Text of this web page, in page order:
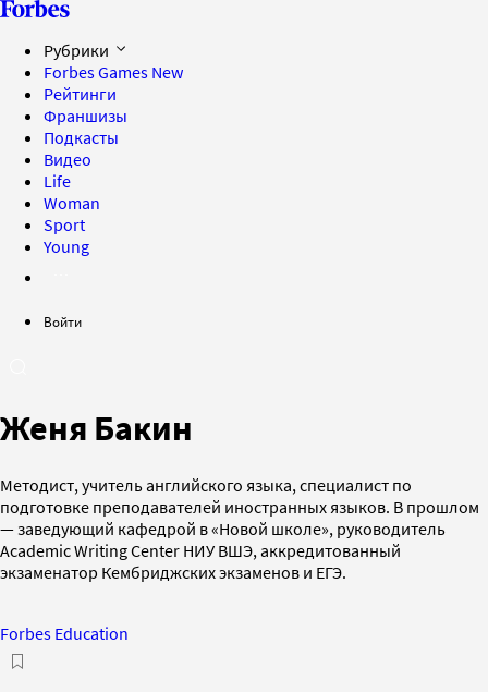
Рубрики
Forbes Games New
Рейтинги
Франшизы
Подкасты
Видео
Life
Woman
Sport
Young
Войти
Женя Бакин
Методист, учитель английского языка, специалист по
подготовке преподавателей иностранных языков. В прошлом
— заведующий кафедрой в «Новой школе», руководитель
Academic Writing Center НИУ ВШЭ, аккредитованный
экзаменатор Кембриджских экзаменов и ЕГЭ.
Forbes Education